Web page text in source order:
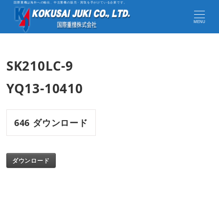
国際重機は海外への輸出、中古重機の販売・買取を手がけている企業です。
MENU
SK210LC-9
YQ13-10410
646 ダウンロード
ダウンロード